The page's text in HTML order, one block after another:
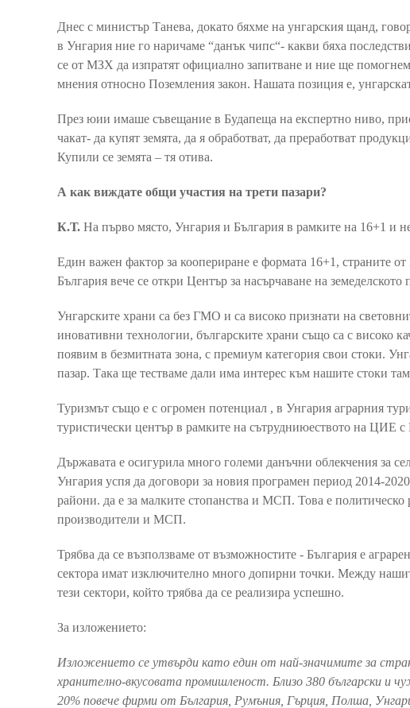
Днес с министър Танева, докато бяхме на унгарския щанд,
в Унгария ние го наричаме “данък чипс“- какви бяха
се от МЗХ да изпратят официално запитване и ние ще
мнения относно Поземления закон. Нашата позиция е,
През юии имаше съвещание в Будапеща на експертно ниво,
чакат- да купят земята, да я обработват, да преработват
Купили се земята – тя отива.
А как виждате общи участия на трети пазари?
К.Т. На първо място, Унгария и България в рамките на 16+1 и
Един важен фактор за коопериране е формата 16+1, страните
България вече се откри Център за насърчаване на
Унгарските храни са без ГМО и са високо признати на
иновативни технологии, българските храни също са с високо
появим в безмитната зона, с премиум категория свои стоки.
пазар. Така ще тестваме дали има интерес към нашите стоки
Туризмът също е с огромен потенциал , в Унгария аграрния
туристически център в рамките на сътрудниюеството на ЦИЕ
Държавата е осигурила много големи данъчни облекчения за
Унгария успя да договори за новия програмен период 2014-
райони. да е за малките стопанства и МСП. Това е политическо
производители и МСП.
Трябва да се възползваме от възможностите - България е
сектора имат изключително много допирни точки. Между
тези сектори, който трябва да се реализира успешно.
За изложението:
Изложението се утвърди като един от най-значимите за
хранително-вкусовата промишленост. Близо 380 български и
20% повече фирми от България, Румъния, Гърция, Полша,